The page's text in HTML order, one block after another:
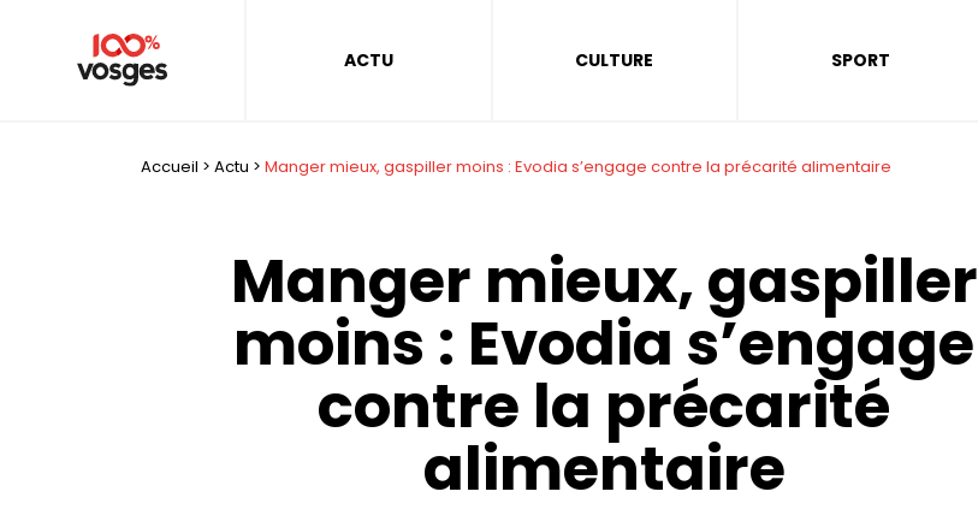
ACTU CULTURE SPORT
Accueil > Actu > Manger mieux, gaspiller moins : Evodia s’engage contre la précarité alimentaire
Manger mieux, gaspiller
moins : Evodia s’engage
contre la précarité
alimentaire